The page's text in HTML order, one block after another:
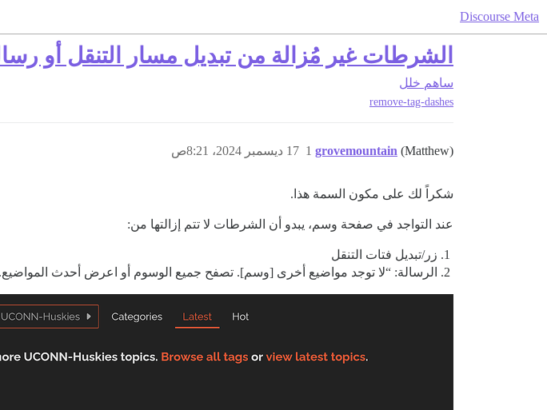
Discourse Meta
الشرطات غير مُزالة من تبديل مسار التنقل أو
ساهم خلل
remove-tag-dashes
grovemountain (Matthew) 17 ديسمبر 2024، 8:21ص 1
شكراً لك على مكون السمة هذا.
عند التواجد في صفحة وسم، يبدو أن الشرطات لا تتم إزالتها من:
زر/تبديل فتات التنقل
الرسالة: “لا توجد مواضيع أخرى [وسم]. تصفح جميع الوسوم أو اعرض أحدث